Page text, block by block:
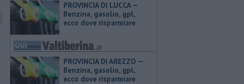
PROVINCIA DI LUCCA — ​
Benzina, gasolio, gpl,
ecco dove risparmiare
PROVINCIA DI AREZZO — ​
Benzina, gasolio, gpl,
ecco dove risparmiare